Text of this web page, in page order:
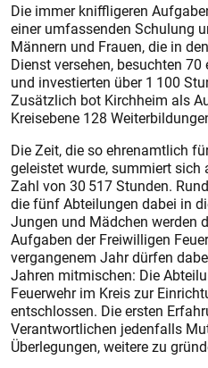
Die immer kniffligeren
einer umfassenden Schulung
Männern und Frauen, die in
Dienst versehen, besuchten
und investierten über 1 100
Zusätzlich bot Kirchheim als
Kreisebene 128
Die Zeit, die so ehrenamtlich
geleistet wurde, summiert
Zahl von 30 517 Stunden.
die fünf Abteilungen dabei in
Jungen und Mädchen werden
Aufgaben der Freiwilligen
vergangenem Jahr dürfen
Jahren mitmischen: Die
Feuerwehr im Kreis zur
entschlossen. Die ersten
Verantwortlichen jedenfalls
Überlegungen, weitere zu